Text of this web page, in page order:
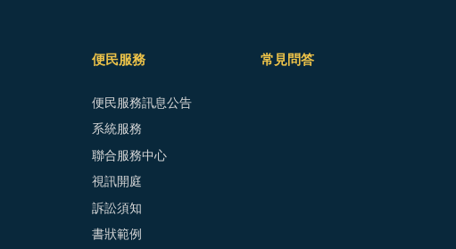
便民服務
便民服務訊息公告
系統服務
聯合服務中心
視訊開庭
訴訟須知
書狀範例
常見問答